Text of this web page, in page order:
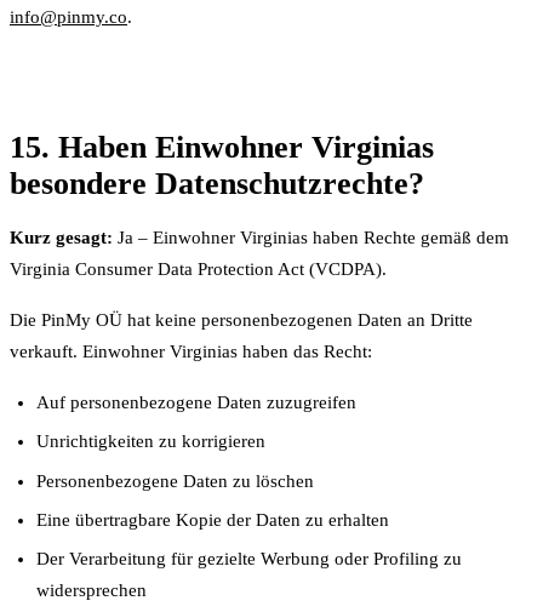
info@pinmy.co.
15. Haben Einwohner Virginias
besondere Datenschutzrechte?
Kurz gesagt: Ja – Einwohner Virginias haben Rechte gemäß dem
Virginia Consumer Data Protection Act (VCDPA).
Die PinMy OÜ hat keine personenbezogenen Daten an Dritte
verkauft. Einwohner Virginias haben das Recht:
Auf personenbezogene Daten zuzugreifen
Unrichtigkeiten zu korrigieren
Personenbezogene Daten zu löschen
Eine übertragbare Kopie der Daten zu erhalten
Der Verarbeitung für gezielte Werbung oder Profiling zu
widersprechen